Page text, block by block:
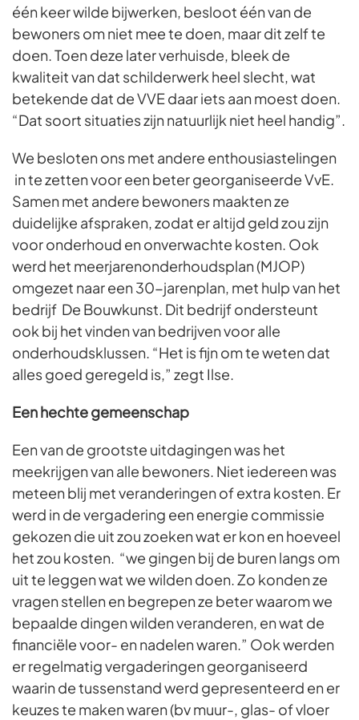
één keer wilde bijwerken, besloot één van de
bewoners om niet mee te doen, maar dit zelf te
doen. Toen deze later verhuisde, bleek de
kwaliteit van dat schilderwerk heel slecht, wat
betekende dat de VVE daar iets aan moest doen.
“Dat soort situaties zijn natuurlijk niet heel handig”.
We besloten ons met andere enthousiastelingen
in te zetten voor een beter georganiseerde VvE.
Samen met andere bewoners maakten ze
duidelijke afspraken, zodat er altijd geld zou zijn
voor onderhoud en onverwachte kosten. Ook
werd het meerjarenonderhoudsplan (MJOP)
omgezet naar een 30-jarenplan, met hulp van het
bedrijf De Bouwkunst. Dit bedrijf ondersteunt
ook bij het vinden van bedrijven voor alle
onderhoudsklussen. “Het is fijn om te weten dat
alles goed geregeld is,” zegt Ilse.
Een hechte gemeenschap
Een van de grootste uitdagingen was het
meekrijgen van alle bewoners. Niet iedereen was
meteen blij met veranderingen of extra kosten. Er
werd in de vergadering een energie commissie
gekozen die uit zou zoeken wat er kon en hoeveel
het zou kosten. “we gingen bij de buren langs om
uit te leggen wat we wilden doen. Zo konden ze
vragen stellen en begrepen ze beter waarom we
bepaalde dingen wilden veranderen, en wat de
financiële voor- en nadelen waren.” Ook werden
er regelmatig vergaderingen georganiseerd
waarin de tussenstand werd gepresenteerd en er
keuzes te maken waren (bv muur-, glas- of vloer